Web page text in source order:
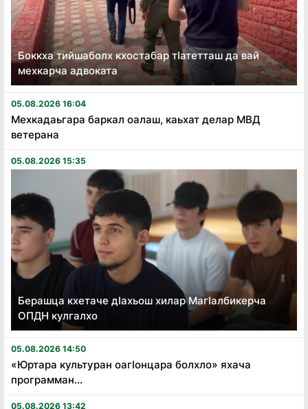
Боккха тийшаболх кхостабар тӏатетташ да вай
мехкарча адвоката
05.08.2026 16:04
Мехкадаьгара баркал оалаш, каьхат делар МВД
ветерана
05.08.2026 15:35
Берашца кхетаче дӏахьош хилар Магӏалбикерча
ОПДН кулгалхо
05.08.2026 14:50
«Юртара культуран оагӏонцара болхло» яхача
программан...
05.08.2026 13:42